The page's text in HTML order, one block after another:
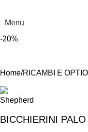
Menu
-20%
Home RICAMBI E
BICCHIERINI